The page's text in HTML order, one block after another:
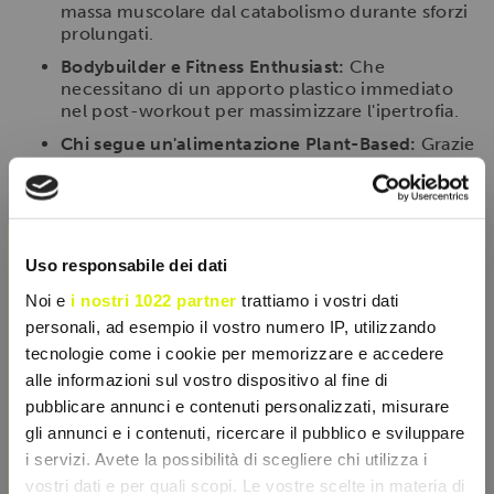
×
Uso responsabile dei dati
Noi e i nostri 1022 partner trattiamo i vostri dati
personali, ad esempio il vostro numero IP, utilizzando
tecnologie come i cookie per memorizzare e accedere
alle informazioni sul vostro dispositivo al fine di
pubblicare annunci e contenuti personalizzati, misurare
gli annunci e i contenuti, ricercare il pubblico e sviluppare
i servizi. Avete la possibilità di scegliere chi utilizza i
vostri dati e per quali scopi. Le vostre scelte in materia di
massa muscolare dal catabolismo durante sforzi
prolungati.
Bodybuilder e Fitness Enthusiast: Che
necessitano di un apporto plastico immediato
nel post-workout per massimizzare l'ipertrofia.
Chi segue un'alimentazione Plant-Based: Grazie
250ml di acqua non gassata. Si consiglia l'assunzione
l'attività fisica per favorire il recupero, oppure durante
la giornata per integrare la quota aminoacidica.
Mescolare bene fino a completa dissoluzione.
SCHEDA TECNICA